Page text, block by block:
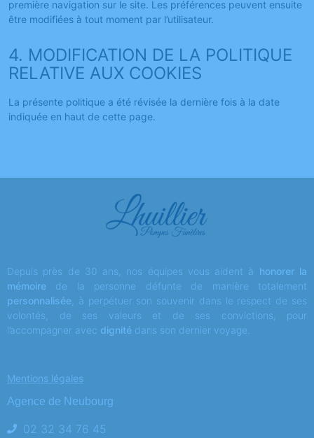
première navigation sur le site. Les préférences peuvent ensuite
être modifiées à tout moment par l’utilisateur.
4. MODIFICATION DE LA POLITIQUE
RELATIVE AUX COOKIES
La présente politique a été révisée la dernière fois à la date
indiquée en haut de cette page.
Depuis près de 30 ans, nos équipes vous aident à honorer la
mémoire de la personne défunte de manière totalement
personnalisée , à perpétuer son souvenir dans le respect de ses
volontés, de ses valeurs et de ses convictions, pour
l’accompagner avec dignité dans son dernier voyage.
Mentions légales
Agence de Neubourg
02 32 34 76 45